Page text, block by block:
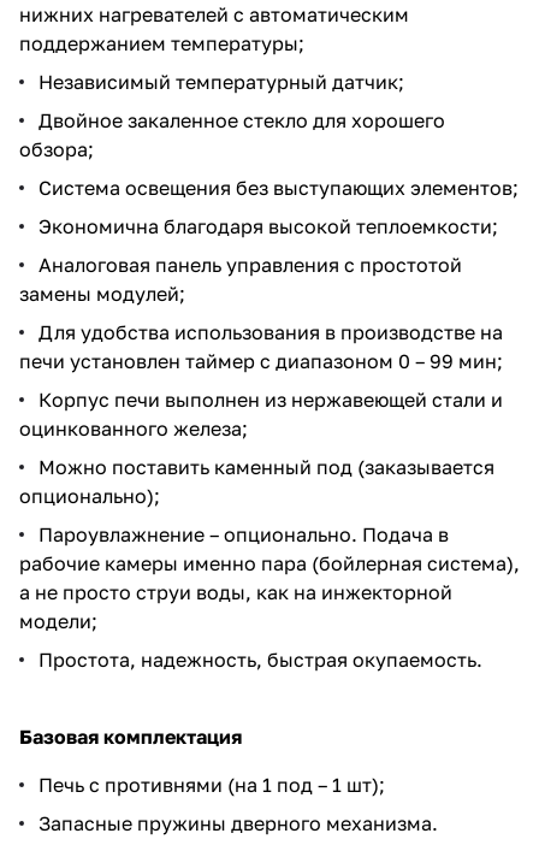
нижних нагревателей с автоматическим
поддержанием температуры;
Независимый температурный датчик;
Двойное закаленное стекло для хорошего
обзора;
Система освещения без выступающих элементов;
Экономична благодаря высокой теплоемкости;
Аналоговая панель управления с простотой
замены модулей;
Для удобства использования в производстве на
печи установлен таймер с диапазоном 0 – 99 мин;
Корпус печи выполнен из нержавеющей стали и
оцинкованного железа;
Можно поставить каменный под (заказывается
опционально);
Пароувлажнение – опционально. Подача в
рабочие камеры именно пара (бойлерная система),
а не просто струи воды, как на инжекторной
модели;
Простота, надежность, быстрая окупаемость.
Базовая комплектация
Печь с противнями (на 1 под – 1 шт);
Запасные пружины дверного механизма.